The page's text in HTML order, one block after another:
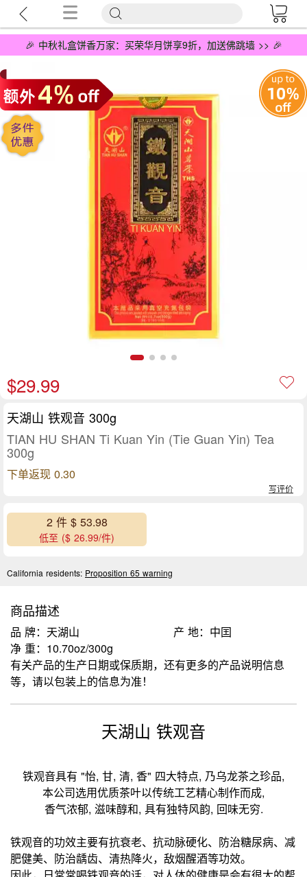
🎉 中秋礼盒饼香万家：买荣华月饼享9折，加送佛跳墙 >> 🎉
$29.99
天湖山 铁观音 300g
TIAN HU SHAN Ti Kuan Yin (Tie Guan Yin) Tea
300g
下单返现 0.30
写评价
2 件 $ 53.98
低至 ($ 26.99/件)
California residents: Proposition 65 warning
商品描述
品 牌：天湖山
产 地：中囯
净 重：10.70oz/300g
有关产品的生产日期或保质期，还有更多的产品说明信息
等，请以包装上的信息为准！
天湖山 铁观音
铁观音具有 "怡, 甘, 清, 香" 四大特点, 乃乌龙茶之珍品,
本公司选用优质茶叶以传统工艺精心制作而成,
香气浓郁, 滋味醇和, 具有独特风韵, 回味无穷.
铁观音的功效主要有抗衰老、抗动脉硬化、防治糖尿病、减
肥健美、防治龋齿、清热降火，敌烟醒酒等功效。